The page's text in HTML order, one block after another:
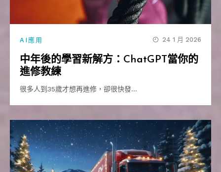
AI應用 24 1 月 2026
中年後的學習新解方：ChatGPT當你的
進修教練
很多人到35歲才想再進修，卻很快發…